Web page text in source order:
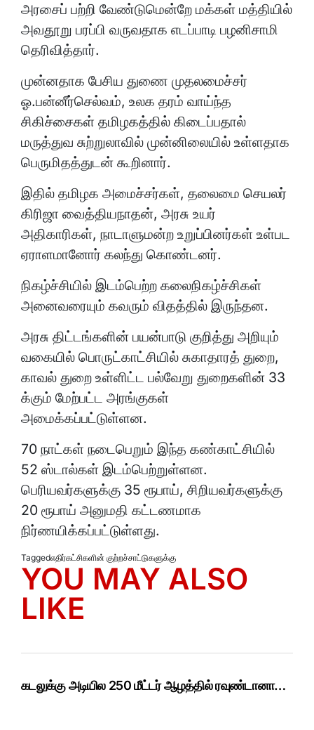
அரசைப் பற்றி வேண்டுமென்றே மக்கள் மத்தியில்
அவதூறு பரப்பி வருவதாக எடப்பாடி பழனிசாமி
தெரிவித்தார்.
முன்னதாக பேசிய துணை முதலமைச்சர்
ஓ.பன்னீர்செல்வம், உலக தரம் வாய்ந்த
சிகிச்சைகள் தமிழகத்தில் கிடைப்பதால்
மருத்துவ சுற்றுலாவில் முன்னிலையில் உள்ளதாக
பெருமிதத்துடன் கூறினார்.
இதில் தமிழக அமைச்சர்கள், தலைமை செயலர்
கிரிஜா வைத்தியநாதன், அரசு உயர்
அதிகாரிகள், நாடாளுமன்ற உறுப்பினர்கள் உள்பட
ஏராளமானோர் கலந்து கொண்டனர்.
நிகழ்ச்சியில் இடம்பெற்ற கலைநிகழ்ச்சிகள்
அனைவரையும் கவரும் விதத்தில் இருந்தன.
அரசு திட்டங்களின் பயன்பாடு குறித்து அறியும்
வகையில் பொருட்காட்சியில் சுகாதாரத் துறை,
காவல் துறை உள்ளிட்ட பல்வேறு துறைகளின் 33
க்கும் மேற்பட்ட அரங்குகள்
அமைக்கப்பட்டுள்ளன.
70 நாட்கள் நடைபெறும் இந்த கண்காட்சியில்
52 ஸ்டால்கள் இடம்பெற்றுள்ளன.
பெரியவர்களுக்கு 35 ரூபாய், சிறியவர்களுக்கு
20 ரூபாய் அனுமதி கட்டணமாக
நிர்ணயிக்கப்பட்டுள்ளது.
Taggedஎதிர்கட்சிகளின் குற்றச்சாட்டுகளுக்கு
YOU MAY ALSO
LIKE
கடலுக்கு அடியில 250 மீட்டர் ஆழத்தில் ரவுண்டானா…